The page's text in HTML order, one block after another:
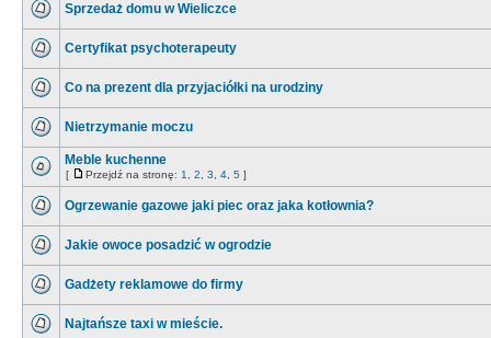
Sprzedaż domu w Wieliczce
Certyfikat psychoterapeuty
Co na prezent dla przyjaciółki na urodziny
Nietrzymanie moczu
Meble kuchenne
[ Przejdź na stronę: 1 2 3 4 5 ]
Ogrzewanie gazowe jaki piec oraz jaka kotłownia?
Jakie owoce posadzić w ogrodzie
Gadżety reklamowe do firmy
Najtańsze taxi w mieście.